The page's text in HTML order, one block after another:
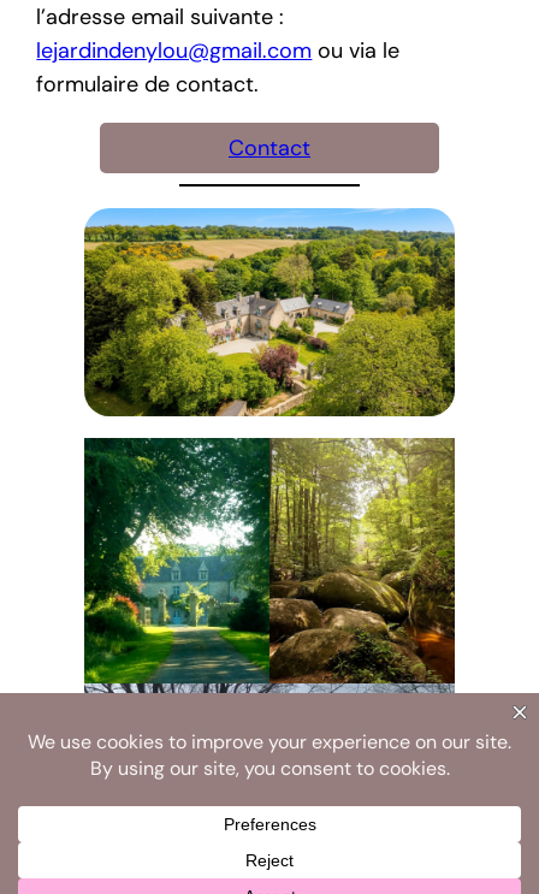
l’adresse email suivante :
lejardindenylou@gmail.com ou via le
formulaire de contact.
Contact